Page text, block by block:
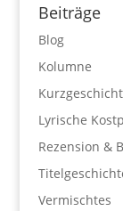
Beiträge
Blog
Kolumne
Lyrische
Rezension &
Vermischtes